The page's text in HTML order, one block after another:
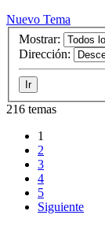
Nuevo Tema
Mostrar:
Dirección:
216 temas
1
2
3
4
5
Siguiente